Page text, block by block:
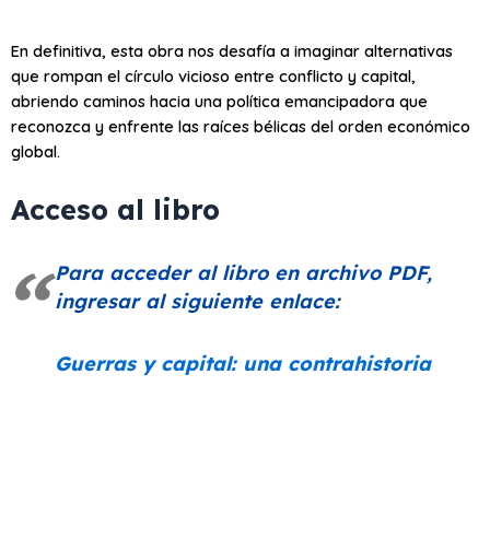
En definitiva, esta obra nos desafía a imaginar alternativas
que rompan el círculo vicioso entre conflicto y capital,
abriendo caminos hacia una política emancipadora que
reconozca y enfrente las raíces bélicas del orden económico
global.
Acceso al libro
Para acceder al libro en archivo PDF,
ingresar al siguiente enlace:
Guerras y capital: una contrahistoria